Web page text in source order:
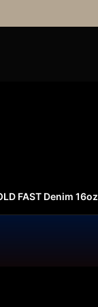
FAST Denim 16oz